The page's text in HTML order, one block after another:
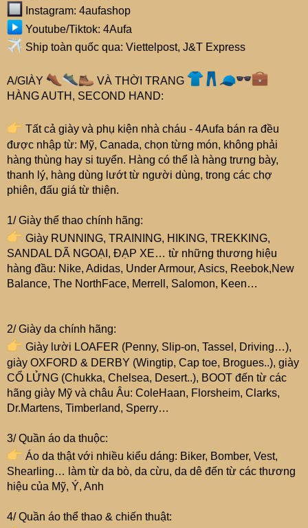
Instagram: 4aufashop
Youtube/Tiktok: 4Aufa
Ship toàn quốc qua: Viettelpost, J&T Express
A/GIÀY
VÀ THỜI TRANG
HÀNG AUTH, SECOND HAND:
Tất cả giày và phụ kiện nhà cháu - 4Aufa bán ra đều
được nhập từ: Mỹ, Canada, chọn từng món, không phải
hàng thùng hay si tuyển. Hàng có thể là hàng trưng bày,
thanh lý, hàng dùng lướt từ người dùng, trong các chợ
phiên, đấu giá từ thiện.
1/ Giày thể thao chính hãng:
Giày RUNNING, TRAINING, HIKING, TREKKING,
SANDAL DÃ NGOẠI, ĐẠP XE… từ những thương hiệu
hàng đầu: Nike, Adidas, Under Armour, Asics, Reebok,New
Balance, The NorthFace, Merrell, Salomon, Keen…
2/ Giày da chính hãng:
Giày lười LOAFER (Penny, Slip-on, Tassel, Driving…),
giày OXFORD & DERBY (Wingtip, Cap toe, Brogues..), giày
CỔ LỬNG (Chukka, Chelsea, Desert..), BOOT đến từ các
hãng giày Mỹ và châu Âu: ColeHaan, Florsheim, Clarks,
Dr.Martens, Timberland, Sperry…
3/ Quần áo da thuộc:
Áo da thật với nhiều kiểu dáng: Biker, Bomber, Vest,
Shearling… làm từ da bò, da cừu, da dê đến từ các thương
hiệu của Mỹ, Ý, Anh
4/ Quần áo thể thao & chiến thuật: